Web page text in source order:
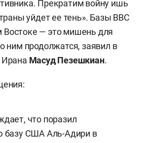
Прекратим войну ишь
уйдет ее тень». Базы ВВС
— это мишень для
ним продолжатся, заявил в
Ирана Масуд Пезешкиан.
что поразил
базу США Аль-Адири в